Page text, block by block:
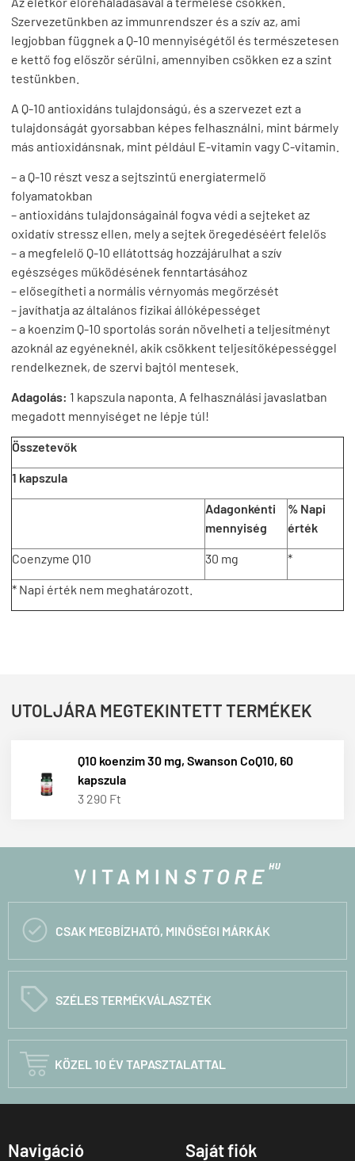
Szervezetünkben az immunrendszer és a szív az, ami
legjobban függnek a Q-10 mennyiségétől és természetesen
e kettő fog először sérülni, amennyiben csökken ez a szint
testünkben.
A Q-10 antioxidáns tulajdonságú, és a szervezet ezt a
tulajdonságát gyorsabban képes felhasználni, mint bármely
más antioxidánsnak, mint például E-vitamin vagy C-vitamin.
– a Q-10 részt vesz a sejtszintű energiatermelő
folyamatokban
– antioxidáns tulajdonságainál fogva védi a sejteket az
oxidatív stressz ellen, mely a sejtek öregedéséért felelős
– a megfelelő Q-10 ellátottság hozzájárulhat a szív
egészséges működésének fenntartásához
– elősegítheti a normális vérnyomás megőrzését
– javíthatja az általános fizikai állóképességet
– a koenzim Q-10 sportolás során növelheti a teljesítményt
azoknál az egyéneknél, akik csökkent teljesítőképességgel
rendelkeznek, de szervi bajtól mentesek.
Adagolás: 1 kapszula naponta. A felhasználási javaslatban
megadott mennyiséget ne lépje túl!
Összetevők
1 kapszula
Adagonkénti
mennyiség
% Napi
érték
Coenzyme Q10 30 mg *
* Napi érték nem meghatározott.
UTOLJÁRA MEGTEKINTETT TERMÉKEK
Q10 koenzim 30 mg, Swanson CoQ10, 60
kapszula
3 290 Ft
 CSAK MEGBÍZHATÓ, MINŐSÉGI MÁRKÁK
C SZÉLES TERMÉKVÁLASZTÉK
 KÖZEL 10 ÉV TAPASZTALATTAL
Navigáció Saját fiók